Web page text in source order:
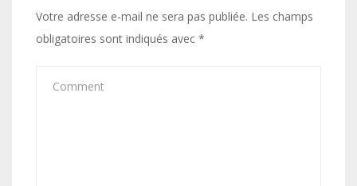
Votre adresse e-mail ne sera pas publiée. Les champs
obligatoires sont indiqués avec *